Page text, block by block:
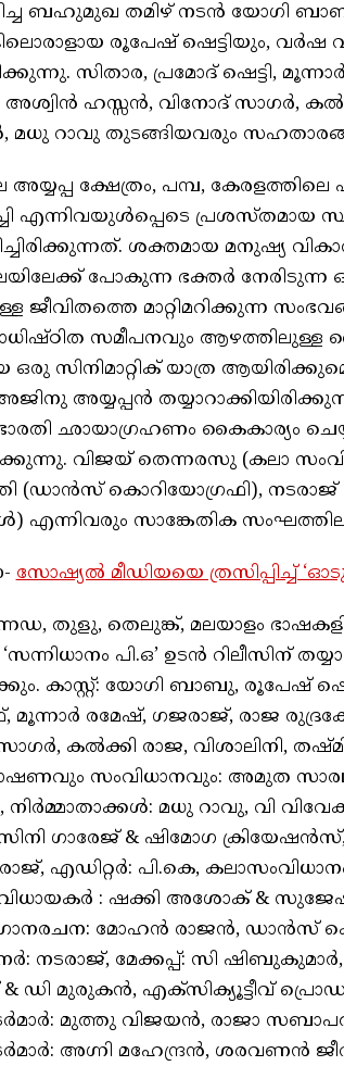
ബഹുമുഖ തമിഴ് നടൻ യോഗി
രൂപേഷ് ഷെട്ടിയും, വർഷ
സിതാര, പ്രമോദ് ഷെട്ടി,
അശ്വിൻ ഹസ്സൻ, വിനോദ് സാഗർ,
മധു റാവു തുടങ്ങിയവരും
ക്ഷേത്രം, പമ്പ, കേരളത്തിലെ
എന്നിവയുൾപ്പെടെ പ്രശസ്തമായ
ശക്തമായ മനുഷ്യ
പോകുന്ന ഭക്തർ
ജീവിതത്തെ മാറ്റിമറിക്കുന്ന
സമീപനവും ആഴത്തിലുള്ള
ഒരു സിനിമാറ്റിക് യാത്ര
അയ്യപ്പൻ
ഛായാഗ്രഹണം കൈകാര്യം
വിജയ് തെന്നരസു (കലാ
(ഡാൻസ് കൊറിയോഗ്രഫി), നടരാജ്
എന്നിവരും സാങ്കേതിക
സോഷ്യൽ മീഡിയയെ ത്രസിപ്പിച്ച്
തുളു, തെലുങ്ക്, മലയാളം
‘സന്നിധാനം പി.ഒ’ ഉടൻ റിലീസിന്
കാസ്റ്റ്: യോഗി ബാബു, രൂപേഷ്
മൂന്നാർ രമേഷ്, ഗജരാജ്, രാജ
കൽക്കി രാജ, വിശാലിനി,
സംവിധാനവും: അമുത
നിർമ്മാതാക്കൾ: മധു റാവു, വി
ഗാരേജ് & ഷിമോഗ ക്രിയേഷൻസ്,
എഡിറ്റർ: പി.കെ,
: ഷക്കി അശോക് & സുജേഷ്
മോഹൻ രാജൻ, ഡാൻസ്
നടരാജ്, മേക്കപ്പ്: സി
& ഡി മുരുകൻ, എക്‌സിക്യൂട്ടീവ്
മുത്തു വിജയൻ, രാജാ സബാപതി,
അഗ്നി മഹേന്ദ്രൻ, ശരവണൻ